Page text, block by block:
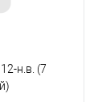
н.в. (7